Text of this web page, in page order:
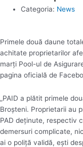
Categoria: News
Primele două daune
achitate proprietarilor
marţi Pool-ul de
pagina oficială de
„PAID a plătit primele
Broşteni. Proprietarii au
PAD deţinute, respectiv
demersuri complicate,
ai o poliţă validă, eşti